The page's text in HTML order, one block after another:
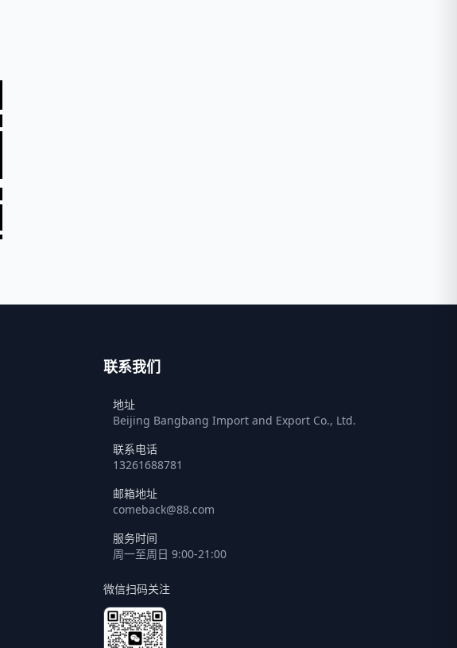
联系我们
地址
Beijing Bangbang Import and Export Co., Ltd.
联系电话
13261688781
邮箱地址
comeback@88.com
服务时间
周一至周日 9:00-21:00
微信扫码关注